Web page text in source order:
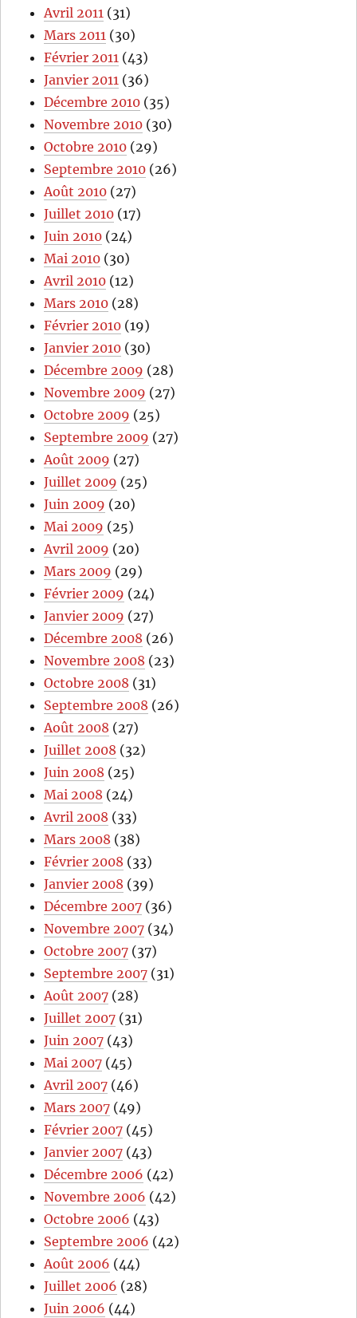
Avril 2011 (31)
Mars 2011 (30)
Février 2011 (43)
Janvier 2011 (36)
Décembre 2010 (35)
Novembre 2010 (30)
Octobre 2010 (29)
Septembre 2010 (26)
Août 2010 (27)
Juillet 2010 (17)
Juin 2010 (24)
Mai 2010 (30)
Avril 2010 (12)
Mars 2010 (28)
Février 2010 (19)
Janvier 2010 (30)
Décembre 2009 (28)
Novembre 2009 (27)
Octobre 2009 (25)
Septembre 2009 (27)
Août 2009 (27)
Juillet 2009 (25)
Juin 2009 (20)
Mai 2009 (25)
Avril 2009 (20)
Mars 2009 (29)
Février 2009 (24)
Janvier 2009 (27)
Décembre 2008 (26)
Novembre 2008 (23)
Octobre 2008 (31)
Septembre 2008 (26)
Août 2008 (27)
Juillet 2008 (32)
Juin 2008 (25)
Mai 2008 (24)
Avril 2008 (33)
Mars 2008 (38)
Février 2008 (33)
Janvier 2008 (39)
Décembre 2007 (36)
Novembre 2007 (34)
Octobre 2007 (37)
Septembre 2007 (31)
Août 2007 (28)
Juillet 2007 (31)
Juin 2007 (43)
Mai 2007 (45)
Avril 2007 (46)
Mars 2007 (49)
Février 2007 (45)
Janvier 2007 (43)
Décembre 2006 (42)
Novembre 2006 (42)
Octobre 2006 (43)
Septembre 2006 (42)
Août 2006 (44)
Juillet 2006 (28)
Juin 2006 (44)